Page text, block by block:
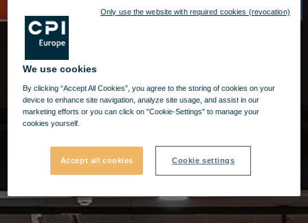
We use cookies
By clicking “Accept All Cookies”, you agree to the storing of cookies on your
device to enhance site navigation, analyze site usage, and assist in our
marketing efforts or you can click on "Cookie-Settings" to manage your
cookies yourself.
Accept all cookies Cookie settings
Only use the website with required cookies (revocation)